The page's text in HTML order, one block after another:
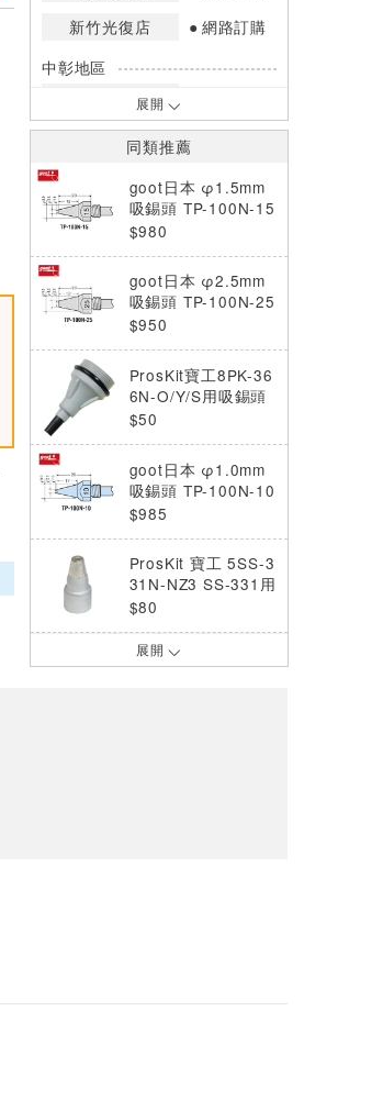
新竹光復店
網路訂購
中彰地區
台中英才店
嘉南地區
高雄鳳山店
網路訂購
(1~2)、現貨充足(3以上)。
*門市庫存以店內實際數量為準，可使
用專人服務或撥打門市電話洽詢。
展開
同類推薦
goot日本 φ1.5mm
吸錫頭 TP-100N-15
$980
goot日本 φ2.5mm
吸錫頭 TP-100N-25
$950
ProsKit寶工8PK-36
6N-O/Y/S用吸錫頭
$50
goot日本 φ1.0mm
吸錫頭 TP-100N-10
$985
ProsKit 寶工 5SS-3
31N-NZ3 SS-331用
吸嘴(Φ1.5)
$80
日本goo t吸錫線CP
展開